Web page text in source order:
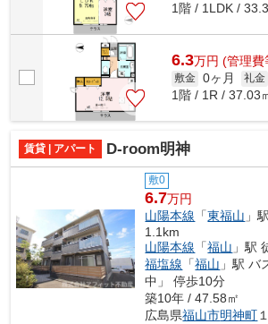
1階 / 1LDK /
6.3万円 (管理費
敷金 0ヶ月 礼金
1階 / 1R / 37.03
賃貸 | アパート D-room明神
敷0
6.7万円
山陽本線 「東福山 」
1.1km
山陽本線 「福山 」駅
福塩線 「福山 」駅 バ
中」 停歩10分
築10年 / 47.58㎡
広島県福山市明神町